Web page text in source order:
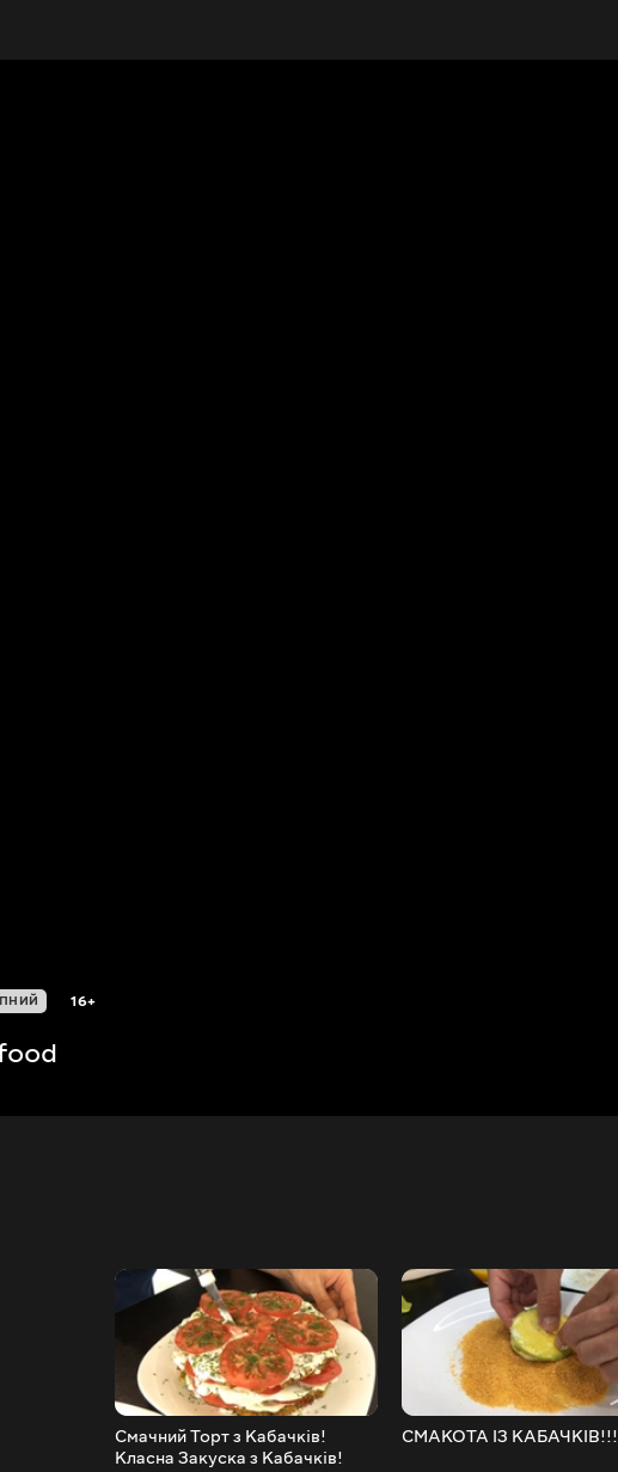
16+
Смачний Торт з Кабачків!
Класна Закуска з Кабачків!
СМАКОТА ІЗ КАБАЧКІВ!!!